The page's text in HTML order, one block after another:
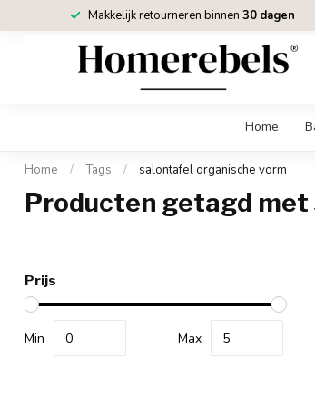
Makkelijk retourneren binnen 30 dagen
Home
Home / Tags / salontafel organische vorm
Producten getagd
Prijs
Min Max